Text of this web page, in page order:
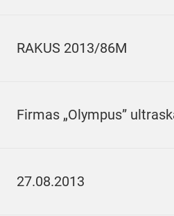
RAKUS 2013/86M
Firmas „Olympus”
27.08.2013